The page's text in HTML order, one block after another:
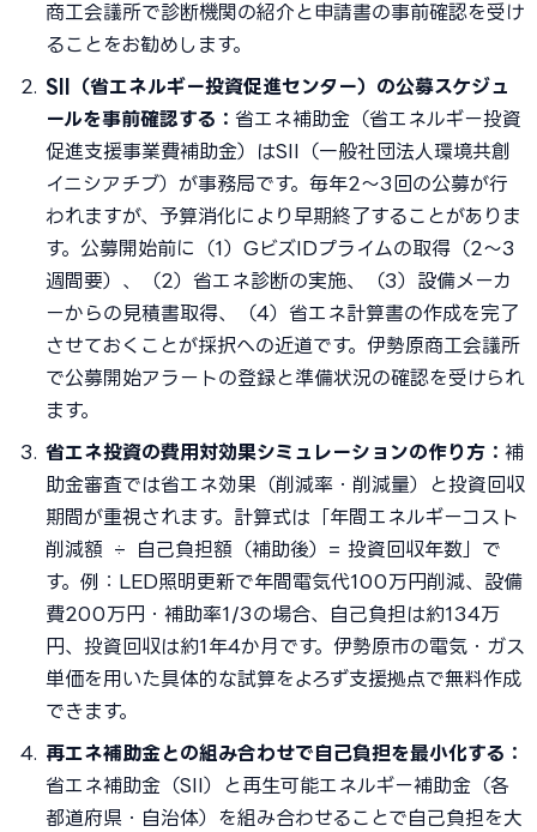
商工会議所で診断機関の紹介と申請書の事前確認を受け
ることをお勧めします。
SII（省エネルギー投資促進センター）の公募スケジュ
ールを事前確認する： 省エネ補助金（省エネルギー投資
促進支援事業費補助金）はSII（一般社団法人環境共創
イニシアチブ）が事務局です。毎年2〜3回の公募が行
われますが、予算消化により早期終了することがありま
す。公募開始前に（1）GビズIDプライムの取得（2〜3
週間要）、（2）省エネ診断の実施、（3）設備メーカ
ーからの見積書取得、（4）省エネ計算書の作成を完了
させておくことが採択への近道です。伊勢原商工会議所
で公募開始アラートの登録と準備状況の確認を受けられ
ます。
省エネ投資の費用対効果シミュレーションの作り方： 補
助金審査では省エネ効果（削減率・削減量）と投資回収
期間が重視されます。計算式は「年間エネルギーコスト
削減額 ÷ 自己負担額（補助後）= 投資回収年数」で
す。例：LED照明更新で年間電気代100万円削減、設備
費200万円・補助率1/3の場合、自己負担は約134万
円、投資回収は約1年4か月です。伊勢原市の電気・ガス
単価を用いた具体的な試算をよろず支援拠点で無料作成
できます。
再エネ補助金との組み合わせで自己負担を最小化する：
省エネ補助金（SII）と再生可能エネルギー補助金（各
都道府県・自治体）を組み合わせることで自己負担を大